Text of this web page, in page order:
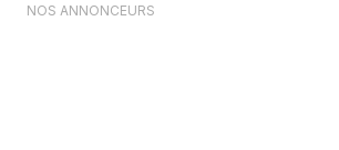
NOS ANNONCEURS